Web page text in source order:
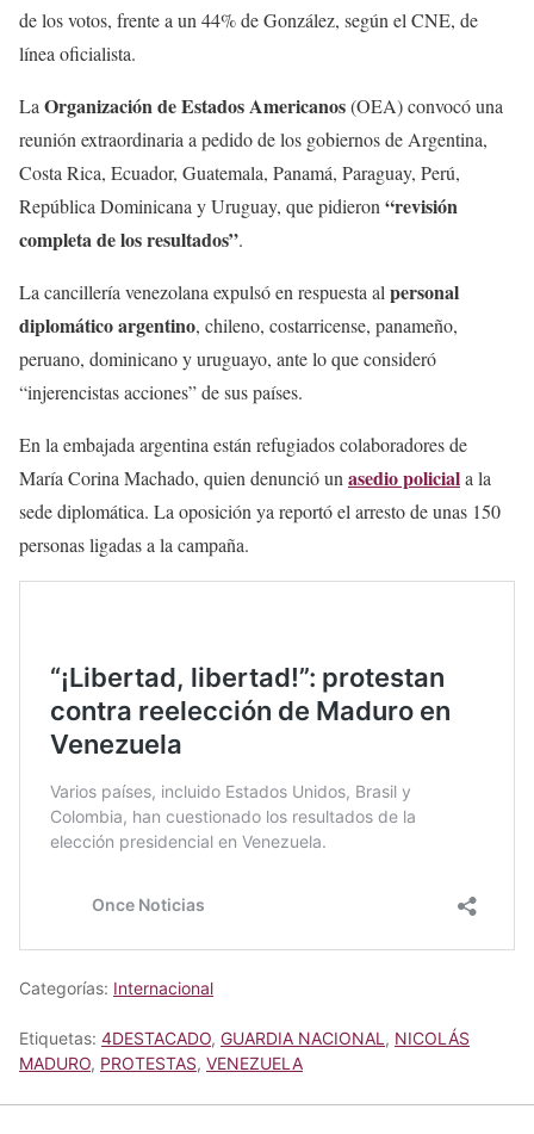
de los votos, frente a un 44% de González, según el CNE, de
línea oficialista.
La Organización de Estados Americanos(OEA) convocó una
reunión extraordinaria a pedido de los gobiernos de Argentina,
Costa Rica, Ecuador, Guatemala, Panamá, Paraguay, Perú,
República Dominicana y Uruguay, que pidieron “revisión
completa de los resultados”.
La cancillería venezolana expulsó en respuesta al personal
diplomático argentino, chileno, costarricense, panameño,
peruano, dominicano y uruguayo, ante lo que consideró
“injerencistas acciones” de sus países.
En la embajada argentina están refugiados colaboradores de
María Corina Machado, quien denunció un asedio policiala la
sede diplomática. La oposición ya reportó el arresto de unas 150
personas ligadas a la campaña.
Categorías: Internacional
Etiquetas: 4DESTACADO, GUARDIA NACIONAL , NICOLÁS
MADURO, PROTESTAS, VENEZUELA